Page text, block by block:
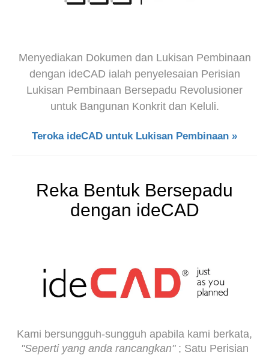
Menyediakan Dokumen dan Lukisan Pembinaan
dengan ideCAD ialah penyelesaian Perisian
Lukisan Pembinaan Bersepadu Revolusioner
untuk Bangunan Konkrit dan Keluli.
Teroka ideCAD untuk Lukisan Pembinaan »
Reka Bentuk Bersepadu
dengan ideCAD
Kami bersungguh-sungguh apabila kami berkata,
"Seperti yang anda rancangkan"; Satu Perisian